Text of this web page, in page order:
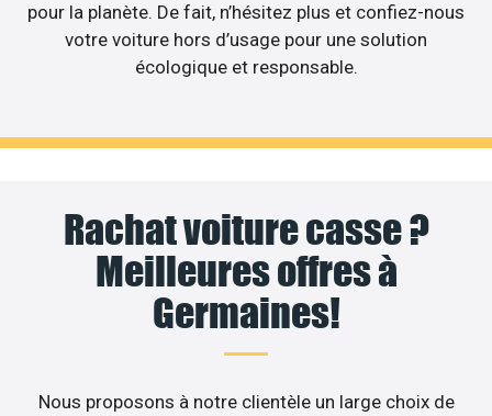
pour la planète. De fait, n’hésitez plus et confiez-nous
votre voiture hors d’usage pour une solution
écologique et responsable.
Rachat voiture casse ?
Meilleures offres à
Germaines!
Nous proposons à notre clientèle un large choix de